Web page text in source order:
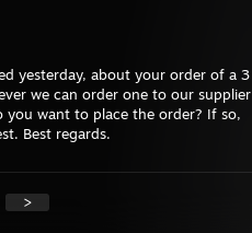
yesterday, about your order of a 3
we can order one to our supplier
you want to place the order? If so,
Best regards.
>